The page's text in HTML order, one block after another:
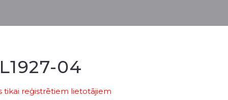
04
tikai reģistrētiem lietotājiem